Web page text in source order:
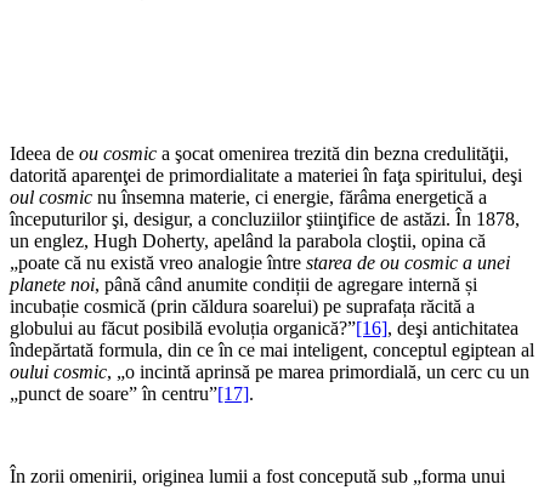
Ideea de ou cosmic a şocat omenirea trezită din bezna credulităţii,
datorită aparenţei de primordialitate a materiei în faţa spiritului, deşi
oul cosmic nu însemna materie, ci energie, fărâma energetică a
începuturilor şi, desigur, a concluziilor ştiinţifice de astăzi. În 1878,
un englez, Hugh Doherty, apelând la parabola cloştii, opina că
„poate că nu există vreo analogie între starea de ou cosmic a unei
planete noi, până când anumite condiții de agregare internă și
incubație cosmică (prin căldura soarelui) pe suprafața răcită a
globului au făcut posibilă evoluția organică?”[16], deşi antichitatea
îndepărtată formula, din ce în ce mai inteligent, conceptul egiptean al
oului cosmic, „o incintă aprinsă pe marea primordială, un cerc cu un
„punct de soare” în centru”[17].
În zorii omenirii, originea lumii a fost concepută sub „forma unui